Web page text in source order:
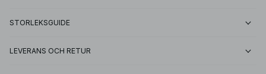
STORLEKSGUIDE
LEVERANS OCH RETUR